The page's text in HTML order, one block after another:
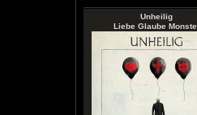
Unheilig
Liebe Glaube